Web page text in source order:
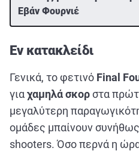
Εβάν Φουρνιέ
Εν κατακλείδι
Γενικά, το φετινό Final
γιαχαμηλά σκορστα
μεγαλύτερη
ομάδες μπαίνουν
shooters. Όσο περνά η